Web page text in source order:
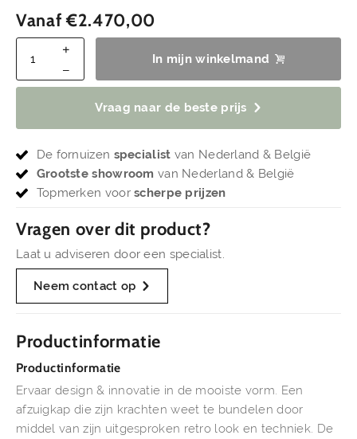
Vanaf€2.470,00
In mijn winkelmand
Vraag naar de beste prijs
De fornuizen specialist van Nederland & België
Grootste showroom van Nederland & België
Topmerken voorscherpe prijzen
Vragen over dit product?
Laat u adviseren door een specialist.
Neem contact op
Productinformatie
Productinformatie
Ervaar design & innovatie in de mooiste vorm. Een
afzuigkap die zijn krachten weet te bundelen door
middel van zijn uitgesproken retro look en techniek. De